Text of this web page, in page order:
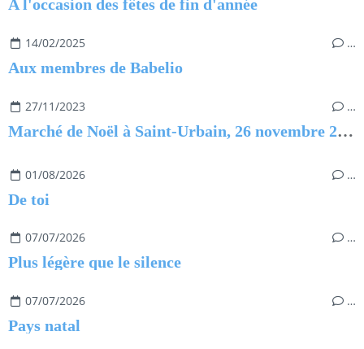
A l'occasion des fêtes de fin d'année
14/02/2025 …
Aux membres de Babelio
27/11/2023 …
Marché de Noël à Saint-Urbain, 26 novembre 2023
01/08/2026 …
De toi
07/07/2026 …
Plus légère que le silence
07/07/2026 …
Pays natal